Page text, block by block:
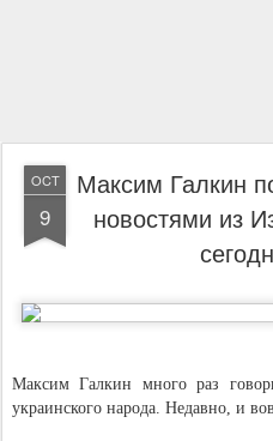
OCT
9
Максим Галкин
новостями из
Максим Галкин много раз
украинского народа. Недавно, и